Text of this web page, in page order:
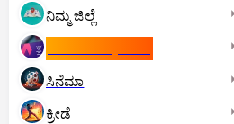
ನಿಮ್ಮ ಜಿಲ್ಲೆ
ಸಿನೆಮಾ
ಕ್ರೀಡೆ